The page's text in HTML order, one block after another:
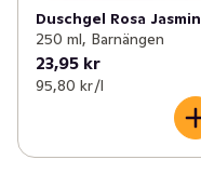
Duschgel Rosa Jasmin
250 ml, Barnängen
23,95 kr
95,80 kr /l